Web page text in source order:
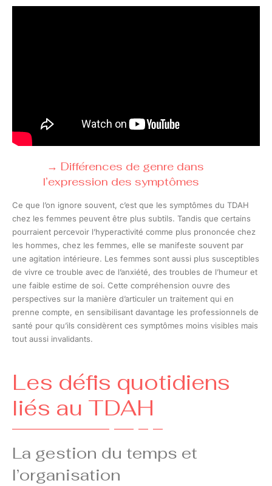
Différences de genre dans
l’expression des symptômes
Ce que l’on ignore souvent, c’est que les symptômes du TDAH
chez les femmes peuvent être plus subtils. Tandis que certains
pourraient percevoir l’hyperactivité comme plus prononcée chez
les hommes, chez les femmes, elle se manifeste souvent par
une agitation intérieure. Les femmes sont aussi plus susceptibles
de vivre ce trouble avec de l’anxiété, des troubles de l’humeur et
une faible estime de soi. Cette compréhension ouvre des
perspectives sur la manière d’articuler un traitement qui en
prenne compte, en sensibilisant davantage les professionnels de
santé pour qu’ils considèrent ces symptômes moins visibles mais
tout aussi invalidants.
Les défis quotidiens
liés au TDAH
La gestion du temps et
l’organisation